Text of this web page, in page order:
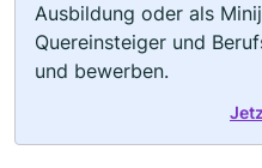
Ausbildung oder als
Quereinsteiger und
und bewerben.